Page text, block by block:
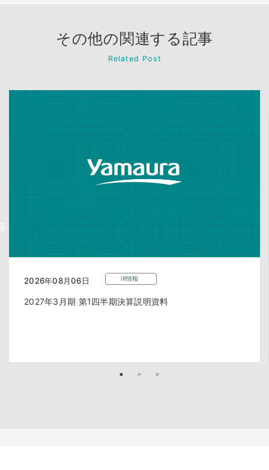
その他の関連する記事
Related Post
2026年08月06日 IR情報
2027年3月期 第1四半期決算説明資料